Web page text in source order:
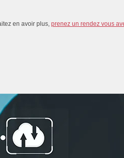
en avoir plus, prenez un rendez vous